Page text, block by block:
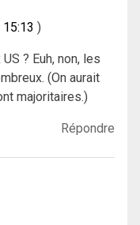
? Euh, non, les
(On aurait
majoritaires.)
Répondre